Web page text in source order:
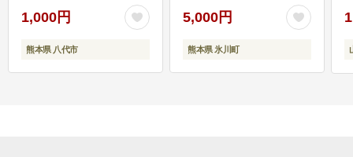
1,000円
熊本県 八代市
5,000円
熊本県 氷川町